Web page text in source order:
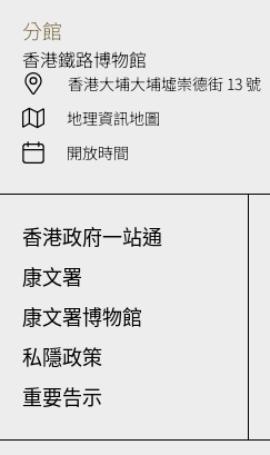
分館
香港鐵路博物館
香港大埔大埔墟崇德街 13 號
地理資訊地圖
開放時間
香港政府一站通
康文署
康文署博物館
私隱政策
重要告示